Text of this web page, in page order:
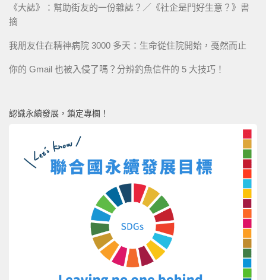
《大誌》：幫助街友的一份雜誌？／《社企是門好生意？》書
摘
我朋友住在精神病院 3000 多天：生命從住院開始，戞然而止
你的 Gmail 也被入侵了嗎？分辨釣魚信件的 5 大技巧！
認識永續發展，鎖定專欄！